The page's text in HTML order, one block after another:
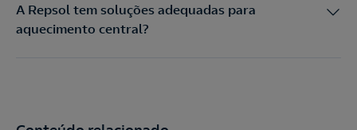
A Repsol tem soluções adequadas para
aquecimento central?